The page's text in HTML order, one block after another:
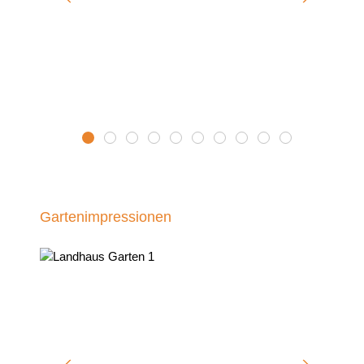
Landhaus Wintergarten 5
Landhaus Wintergarten 4
Landhaus Wintergarten 8
Landhaus Wintergarten 1
Landhaus Wintergarten 2
Landhaus Wintergarten 3
Landhaus Wintergarten
Landhaus
Landhaus
Landhaus
Gartenimpressionen